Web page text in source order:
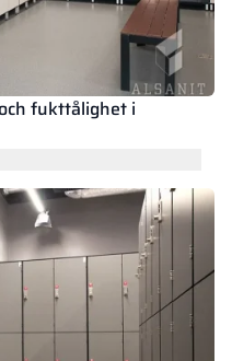
fukttålighet i